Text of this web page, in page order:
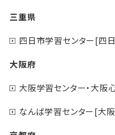
三重県
四日市学習センター[四
大阪府
大阪学習センター・大
なんば学習センター[大